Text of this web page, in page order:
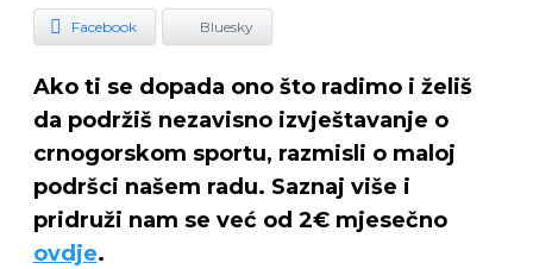
Facebook Bluesky
Ako ti se dopada ono što radimo i želiš
da podržiš nezavisno izvještavanje o
crnogorskom sportu, razmisli o maloj
podršci našem radu. Saznaj više i
pridruži nam se već od 2€ mjesečno
ovdje.